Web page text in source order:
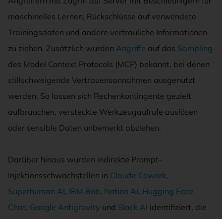
maschinelles Lernen, Rückschlüsse auf verwendete
Trainingsdaten und andere vertrauliche Informationen
zu ziehen. Zusätzlich wurden Angriffe auf das Sampling
des Model Context Protocols (MCP) bekannt, bei denen
stillschweigende Vertrauensannahmen ausgenutzt
werden. So lassen sich Rechenkontingente gezielt
aufbrauchen, versteckte Werkzeugaufrufe auslösen
oder sensible Daten unbemerkt abziehen.
Darüber hinaus wurden indirekte Prompt-
Injektionsschwachstellen in Claude Cowork,
Superhuman AI, IBM Bob, Notion AI, Hugging Face
Chat, Google Antigravity und Slack AI identifiziert, die